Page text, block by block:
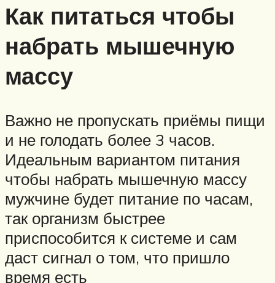
Как питаться чтобы
набрать мышечную
массу
Важно не пропускать приёмы пищи
и не голодать более 3 часов.
Идеальным вариантом питания
чтобы набрать мышечную массу
мужчине будет питание по часам,
так организм быстрее
приспособится к системе и сам
даст сигнал о том, что пришло
время есть